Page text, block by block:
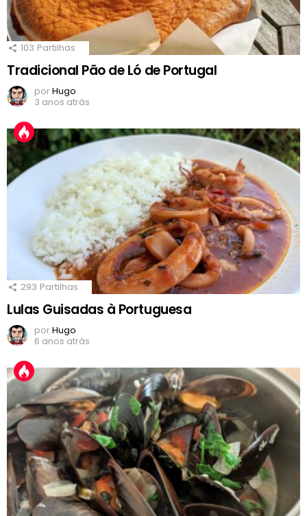
103 Partilhas
Tradicional Pão de Ló de Portugal
porHugo
3 anos atrás
293 Partilhas
Lulas Guisadas à Portuguesa
porHugo
6 anos atrás